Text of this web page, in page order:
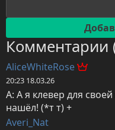
Комментарии
AliceWhiteRose
20:23 18.03.26
А: А я клевер для
нашёл! (*т т) +
Averi_Nat